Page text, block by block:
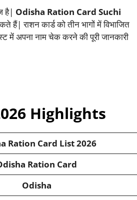
है| Odisha Ration Card Suchi
राशन कार्ड को तीन भागों में विभाजित
में अपना नाम चेक करने की पूरी जानकारी
Highlights
Ration Card List 2026
Ration Card
Odisha